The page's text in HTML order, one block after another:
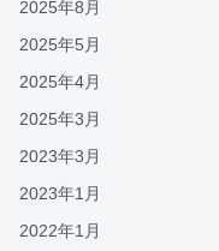
2025年8月
2025年5月
2025年4月
2025年3月
2023年3月
2023年1月
2022年1月